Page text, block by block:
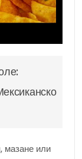
мазане или